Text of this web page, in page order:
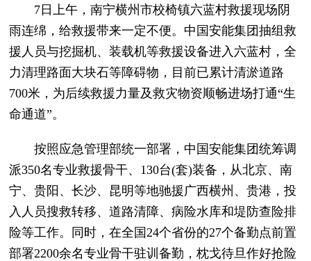
7日上午，南宁横州市校椅镇六蓝村救援现场阴
雨连绵，给救援带来一定不便。中国安能集团抽组救
援人员与挖掘机、装载机等救援设备进入六蓝村，全
力清理路面大块石等障碍物，目前已累计清淤道路
700米，为后续救援力量及救灾物资顺畅进场打通“生
命通道”。
按照应急管理部统一部署，中国安能集团统筹调
派350名专业救援骨干、130台(套)装备，从北京、南
宁、贵阳、长沙、昆明等地驰援广西横州、贵港，投
入人员搜救转移、道路清障、病险水库和堤防查险排
险等工作。同时，在全国24个省份的27个备勤点前置
部署2200余名专业骨干驻训备勤，枕戈待旦作好抢险